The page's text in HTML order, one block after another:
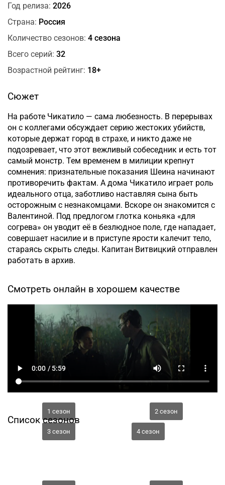
Год релиза: 2026
Страна: Россия
Количество сезонов: 4 сезона
Всего серий: 32
Возрастной рейтинг: 18+
Сюжет
На работе Чикатило — сама любезность. В перерывах
он с коллегами обсуждает серию жестоких убийств,
которые держат город в страхе, и никто даже не
подозревает, что этот вежливый собеседник и есть тот
самый монстр. Тем временем в милиции крепнут
сомнения: признательные показания Шеина начинают
противоречить фактам. А дома Чикатило играет роль
идеального отца, заботливо наставляя сына быть
осторожным с незнакомцами. Вскоре он знакомится с
Валентиной. Под предлогом глотка коньяка «для
согрева» он уводит её в безлюдное поле, где нападает,
совершает насилие и в приступе ярости калечит тело,
стараясь скрыть следы. Капитан Витвицкий отправлен
работать в архив.
Смотреть онлайн в хорошем качестве
Список сезонов
1 сезон 2 сезон
3 сезон 4 сезон